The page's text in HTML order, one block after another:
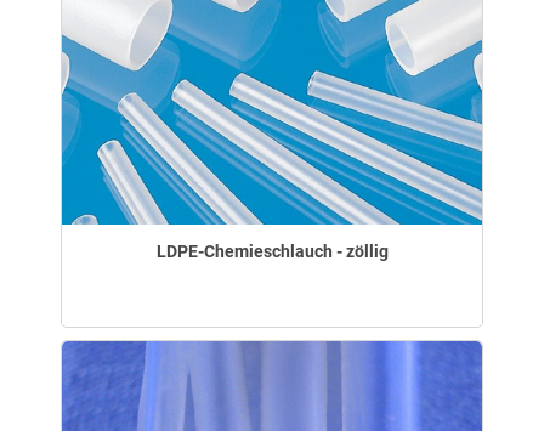
LDPE-Chemieschlauch - zöllig